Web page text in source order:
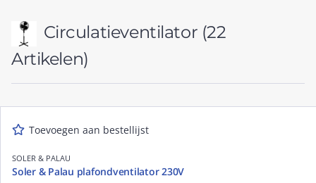
Circulatieventilator (22
Artikelen)
Toevoegen aan bestellijst
SOLER & PALAU
Soler & Palau plafondventilator 230V